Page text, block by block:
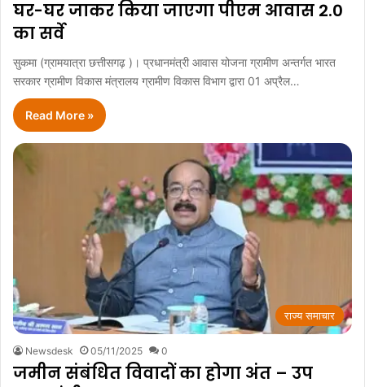
घर-घर जाकर किया जाएगा पीएम आवास 2.0
का सर्वे
सुकमा (ग्रामयात्रा छत्तीसगढ़ )। प्रधानमंत्री आवास योजना ग्रामीण अन्तर्गत भारत
सरकार ग्रामीण विकास मंत्रालय ग्रामीण विकास विभाग द्वारा 01 अप्रैल…
Read More »
राज्य समाचार
Newsdesk 05/11/2025 0
जमीन संबंधित विवादों का होगा अंत – उप